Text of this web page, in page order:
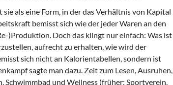
als eine Form, in der das Verhältnis von Kapital
bemisst sich wie der jeder Waren an den
)Produktion. Doch das klingt nur einfach: Was ist
aufrecht zu erhalten, wie wird der
sich nicht an Kalorientabellen, sondern ist
sagte man dazu. Zeit zum Lesen, Ausruhen,
Schwimmbad und Wellness (früher: Sportverein,